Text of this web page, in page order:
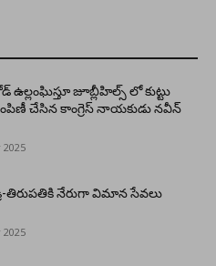
ఉల్లంఘిస్తూ జూబ్లీహిల్స్ లో కుట్టు
చేసిన కాంగ్రెస్ నాయకుడు నవీన్
తిరుపతికి నేరుగా విమాన సేవలు